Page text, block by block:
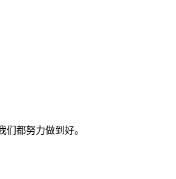
都努力做到好。